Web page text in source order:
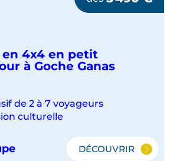
en 4x4 en petit
à Goche Ganas
de 2 à 7 voyageurs
culturelle
DÉCOUVRIR
LA